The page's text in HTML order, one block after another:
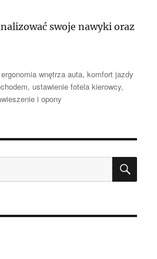
swoje nawyki oraz
Tagi
ergonomia wnętrza auta,komfort jazdy
, ustawienie fotela kierowcy,
i opony